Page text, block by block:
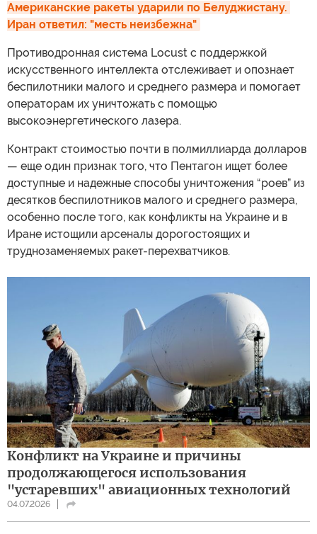
Американские ракеты ударили по Белуджистану.
Иран ответил: "месть неизбежна"
Противодронная система Locust с поддержкой
искусственного интеллекта отслеживает и опознает
беспилотники малого и среднего размера и помогает
операторам их уничтожать с помощью
высокоэнергетического лазера.
Контракт стоимостью почти в полмиллиарда долларов
— еще один признак того, что Пентагон ищет более
доступные и надежные способы уничтожения “роев” из
десятков беспилотников малого и среднего размера,
особенно после того, как конфликты на Украине и в
Иране истощили арсеналы дорогостоящих и
труднозаменяемых ракет-перехватчиков.
Конфликт на Украине и причины
продолжающегося использования
"устаревших" авиационных технологий
04.07.2026